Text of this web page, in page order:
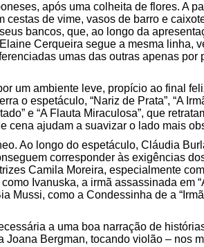
após uma colheita de flores. A
de vime, vasos de barro e
bancos, que, ao longo da
Cerqueira segue a mesma linha,
umas das outras apenas por
um ambiente leve, propício ao final
o espetáculo, “Nariz de Prata”, “A
e “A Flauta Miraculosa”, que
cena ajudam a suavizar o lado mais
Ao longo do espetáculo, Cláudia
corresponder às exigências
Camila Moreira, especialmente
Ivanuska, a irmã assassinada em
Mussi, como a Condessinha de a
a uma boa narração de
Bergman, tocando violão – nos